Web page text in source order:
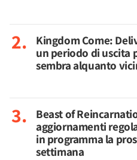
Kingdom Come:
un periodo di uscita
sembra alquanto
Beast of
aggiornamenti
in programma la
settimana